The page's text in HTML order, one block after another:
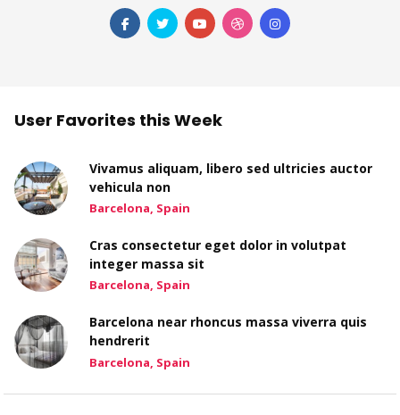
User Favorites this Week
Vivamus aliquam, libero sed ultricies auctor
vehicula non
Barcelona, Spain
Cras consectetur eget dolor in volutpat
integer massa sit
Barcelona, Spain
Barcelona near rhoncus massa viverra quis
hendrerit
Barcelona, Spain